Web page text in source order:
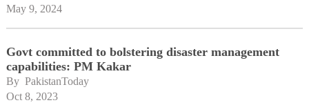
May 9, 2024
Govt committed to bolstering disaster management
capabilities: PM Kakar
By PakistanToday
Oct 8, 2023